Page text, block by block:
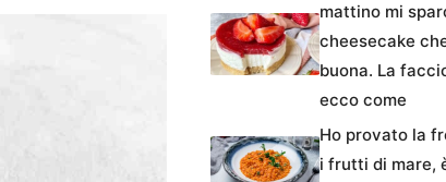
mattino mi
cheesecake
buona. La
ecco come
Ho provato la
i frutti di mare,